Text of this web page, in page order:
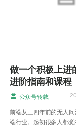
做一个积极上进
进阶指南和课程
公众号转载
前端从三四年前的无人
端行业。起初很多人都